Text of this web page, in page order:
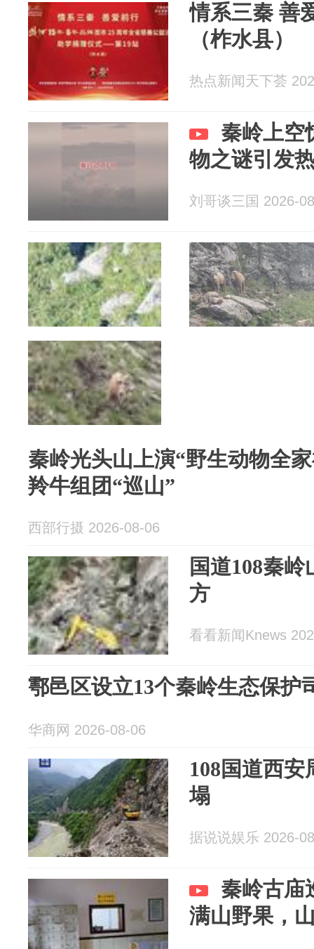
情系三秦 善爱前行——第19站
（柞水县）
热点新闻天下荟
秦岭上空
物之谜引发
刘哥谈三国 2026-
秦岭光头山上演“野生动物全
羚牛组团“巡山”
西部行摄 2026-08-06
国道108秦
方
看看新闻Knews
鄠邑区设立13个秦岭生态保护
华商网 2026-08-06
108国道西
塌
据说说娱乐 2026-
秦岭古庙
满山野果，